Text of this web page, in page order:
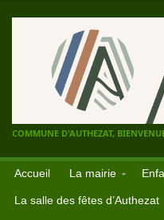
COMMUNE D'AUTHEZAT,
Accueil La mairie
La salle des fêtes d’Authezat